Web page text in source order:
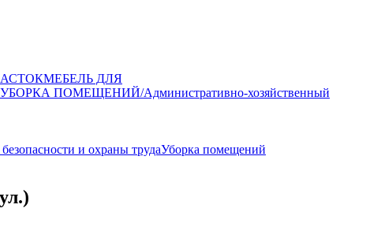
МЕБЕЛЬ ДЛЯ
ПОМЕЩЕНИЙ/Административно-хозяйственный
и охраны трудаУборка помещений